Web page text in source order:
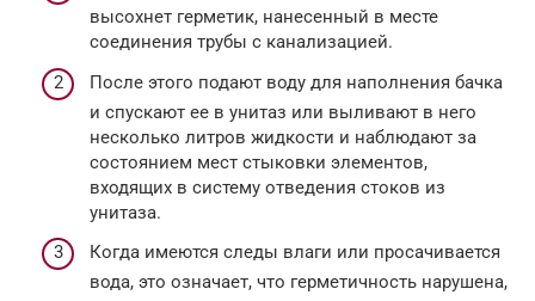
высохнет герметик, нанесенный в месте
соединения трубы с канализацией.
После этого подают воду для наполнения бачка
и спускают ее в унитаз или выливают в него
несколько литров жидкости и наблюдают за
состоянием мест стыковки элементов,
входящих в систему отведения стоков из
унитаза.
Когда имеются следы влаги или просачивается
вода, это означает, что герметичность нарушена,